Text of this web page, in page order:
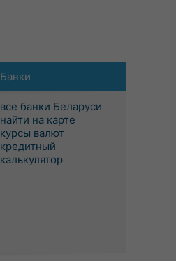
Банки
все банки Беларуси
найти на карте
курсы валют
кредитный
калькулятор